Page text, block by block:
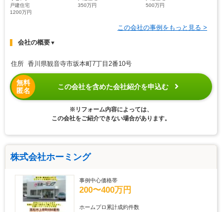
戸建住宅
1200万円
350万円
500万円
この会社の事例をもっと見る >
会社の概要▼
住所 香川県観音寺市坂本町7丁目2番10号
無料
匿名
この会社を含めた会社紹介を申込む
※リフォーム内容によっては、
この会社をご紹介できない場合があります。
株式会社ホーミング
事例中心価格帯
200〜400万円
ホームプロ累計成約件数